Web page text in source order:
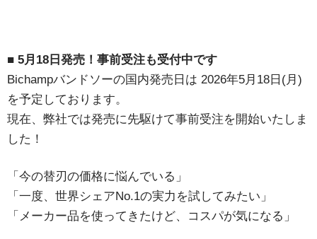
■ 5月18日発売！事前受注も受付中です
Bichampバンドソーの国内発売日は 2026年5月18日(月)
を予定しております。
現在、弊社では発売に先駆けて事前受注を開始いたしま
した！
「今の替刃の価格に悩んでいる」
「一度、世界シェアNo.1の実力を試してみたい」
「メーカー品を使ってきたけど、コスパが気になる」